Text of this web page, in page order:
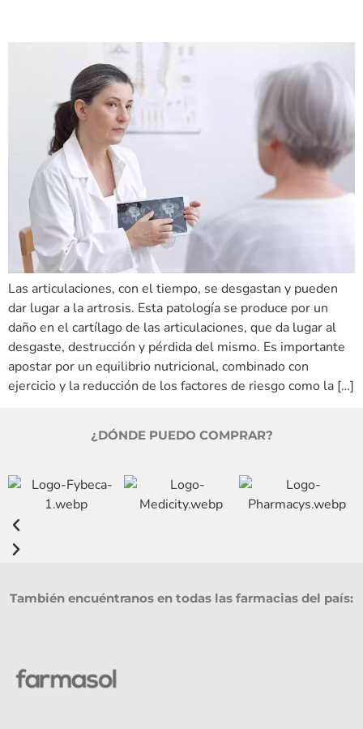
Las articulaciones, con el tiempo, se desgastan y pueden
dar lugar a la artrosis. Esta patología se produce por un
daño en el cartílago de las articulaciones, que da lugar al
desgaste, destrucción y pérdida del mismo. Es importante
apostar por un equilibrio nutricional, combinado con
ejercicio y la reducción de los factores de riesgo como la […]
¿DÓNDE PUEDO COMPRAR?
También encuéntranos en todas las farmacias del país: